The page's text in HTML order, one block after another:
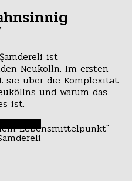
ist
Neukölln. Im ersten
sie über die Komplexität
und warum das
ist.